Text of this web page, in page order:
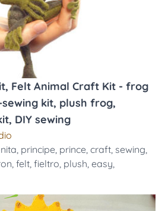
Felt Animal Craft Kit - frog
kit, plush frog,
DIY sewing
, principe, prince, craft, sewing,
, felt, fieltro, plush, easy,